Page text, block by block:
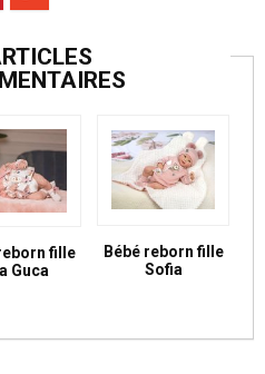
fille
Guca
Bébé reborn fille
Sofia